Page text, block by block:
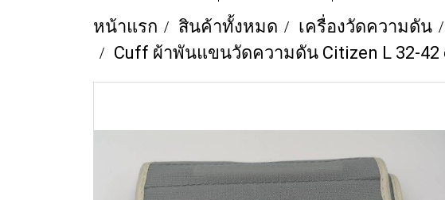
หน้าแรก สินค้าทั้งหมด เครื่องวัดความดัน
Cuff ผ้าพันแขนวัดความดัน Citizen L 32-42